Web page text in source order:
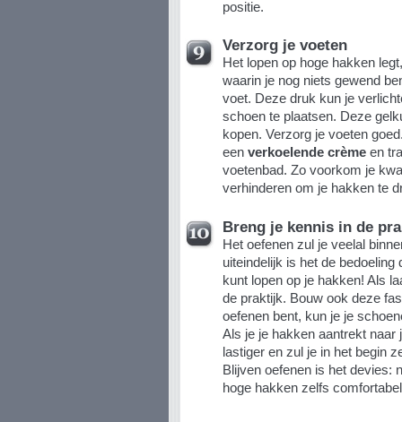
positie.
Verzorg je voeten
Het lopen op hoge hakken
waarin je nog niets gewend
voet. Deze druk kun je
schoen te plaatsen. Deze
kopen. Verzorg je voeten
een verkoelende crème en
voetenbad. Zo voorkom je
verhinderen om je hakken te
Breng je kennis in de
Het oefenen zul je veelal
uiteindelijk is het de
kunt lopen op je hakken! Als
de praktijk. Bouw ook deze
oefenen bent, kun je je
Als je je hakken aantrekt naar
lastiger en zul je in het begin
Blijven oefenen is het devies:
hoge hakken zelfs